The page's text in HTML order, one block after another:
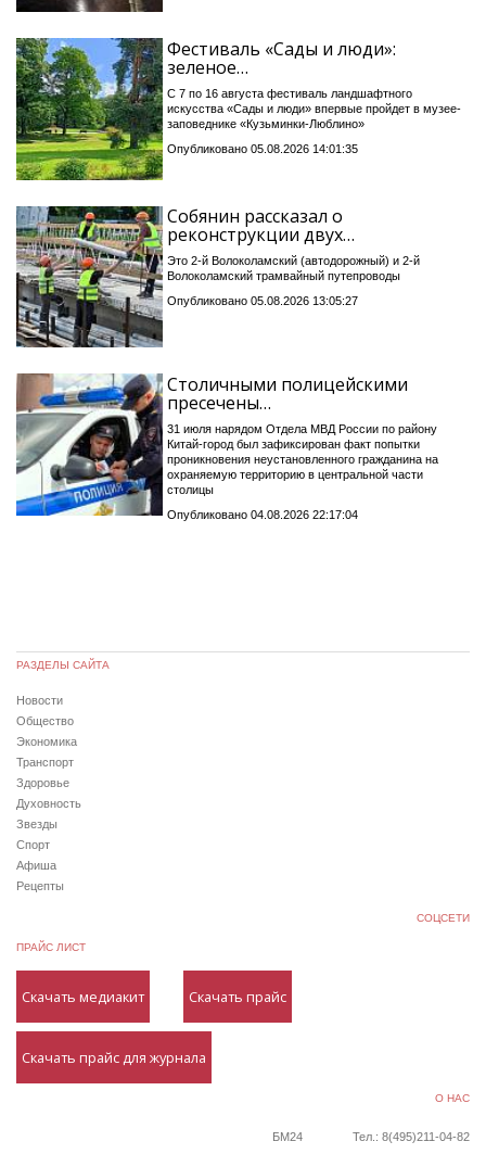
Фестиваль «Сады и люди»:
зеленое…
С 7 по 16 августа фестиваль ландшафтного
искусства «Сады и люди» впервые пройдет в музее-
заповеднике «Кузьминки-Люблино»
Опубликовано 05.08.2026 14:01:35
Собянин рассказал о
реконструкции двух…
Это 2-й Волоколамский (автодорожный) и 2-й
Волоколамский трамвайный путепроводы
Опубликовано 05.08.2026 13:05:27
Столичными полицейскими
пресечены…
31 июля нарядом Отдела МВД России по району
Китай-город был зафиксирован факт попытки
проникновения неустановленного гражданина на
охраняемую территорию в центральной части
столицы
Опубликовано 04.08.2026 22:17:04
РАЗДЕЛЫ САЙТА
Новости
Общество
Экономика
Транспорт
Здоровье
Духовность
Звезды
Спорт
Афиша
Рецепты
СОЦСЕТИ
ПРАЙС ЛИСТ
Скачать медиакит Скачать прайс
Скачать прайс для журнала
О НАС
БМ24 Тел.: 8(495)211-04-82